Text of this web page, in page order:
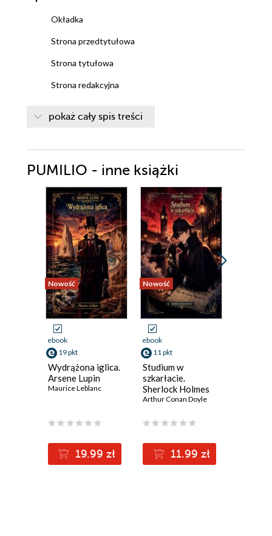
Okładka
Strona przedtytułowa
Strona tytułowa
Strona redakcyjna
Latarnik
Sąd Ozyrysa
Opracowanie
Henryk Sienkiewicz biogram
Nowela cechy gatunku
Janko muzykant opracowanie
Latarnik opracowanie
Sąd Ozyrysa opracowanie
Reklama
pokaż cały spis treści
PUMILIO - inne książki
Nowość
ebook
19 pkt
Wydrążona iglica.
Arsene Lupin
Maurice Leblanc
19.99 zł
Nowość
ebook
11 pkt
Studium w
szkarłacie.
Sherlock Holmes
Arthur Conan Doyle
11.99 zł